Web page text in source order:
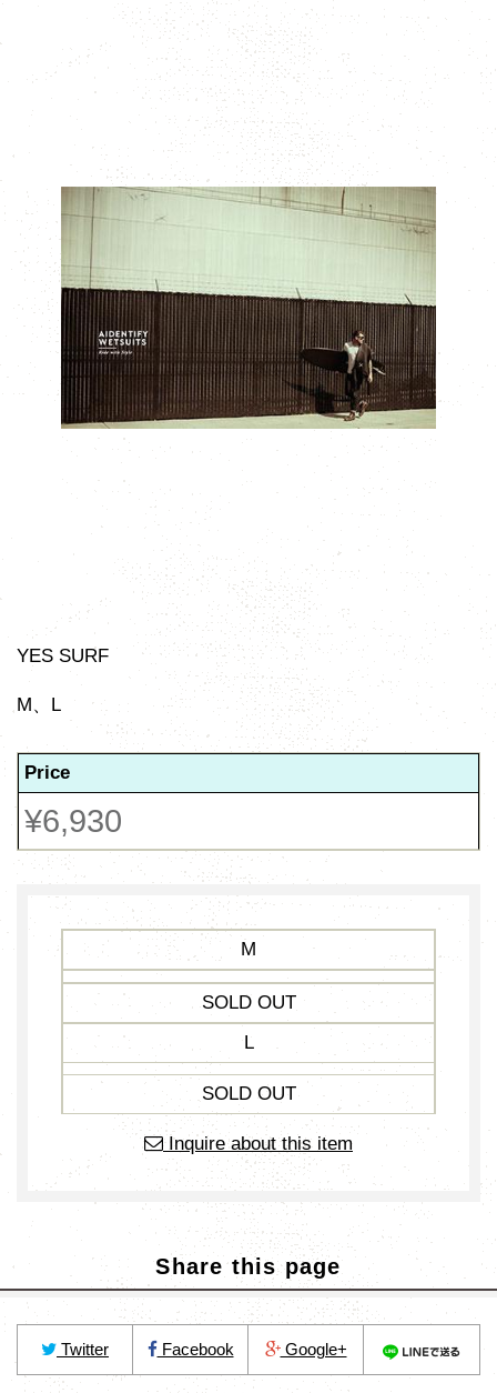
YES SURF
M、L
Price
¥6,930
M
SOLD OUT
L
SOLD OUT
Inquire about this item
Share this page
Twitter Facebook Google+